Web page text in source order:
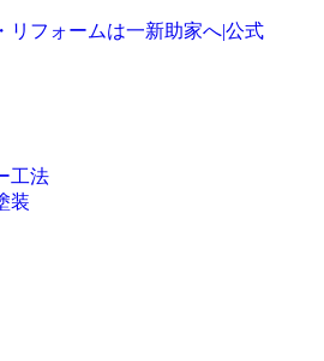
工法
装